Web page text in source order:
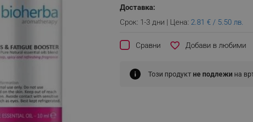
Доставка:
Срок: 1-3 дни | Цена: 2.81 € / 5.50 лв.
Сравни favorite_border
Този продуктне подлежи на